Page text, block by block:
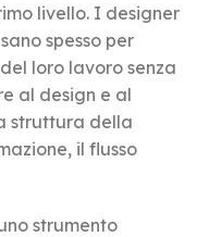
livello. I designer
spesso per
loro lavoro senza
al design e al
struttura della
il flusso
strumento